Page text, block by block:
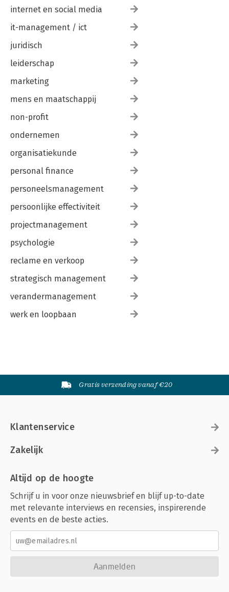
internet en social media
it-management / ict
juridisch
leiderschap
marketing
mens en maatschappij
non-profit
ondernemen
organisatiekunde
personal finance
personeelsmanagement
persoonlijke effectiviteit
projectmanagement
psychologie
reclame en verkoop
strategisch management
verandermanagement
werk en loopbaan
Gratis verzending vanaf €20
Klantenservice
Zakelijk
Altijd op de hoogte
Schrijf u in voor onze nieuwsbrief en blijf up-to-date
met relevante interviews en recensies, inspirerende
events en de beste acties.
Aanmelden